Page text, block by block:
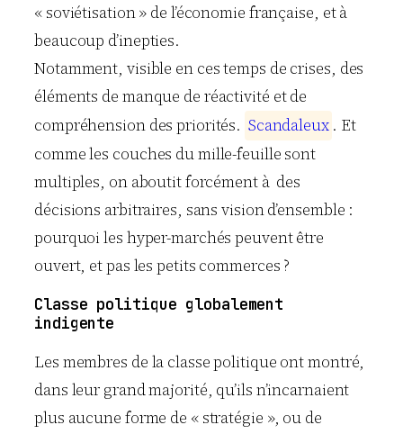
« soviétisation » de l’économie française, et à
beaucoup d’inepties.
Notamment, visible en ces temps de crises, des
éléments de manque de réactivité et de
compréhension des priorités. Scandaleux . Et
comme les couches du mille-feuille sont
multiples, on aboutit forcément à des
décisions arbitraires, sans vision d’ensemble :
pourquoi les hyper-marchés peuvent être
ouvert, et pas les petits commerces ?
Classe politique globalement
indigente
Les membres de la classe politique ont montré,
dans leur grand majorité, qu’ils n’incarnaient
plus aucune forme de « stratégie », ou de